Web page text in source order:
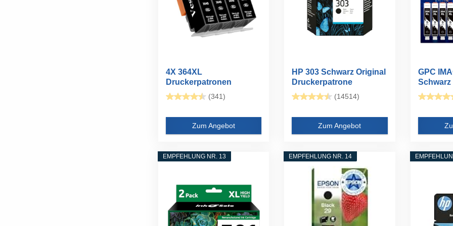
4X 364XL
Druckerpatronen
Kompatibel für HP
364XL...
(341)
Zum Angebot
HP 303 Schwarz Original
Druckerpatrone
(14514)
Zum Angebot
GPC
EMPFEHLUNG NR. 13 EMPFEHLUNG NR. 14